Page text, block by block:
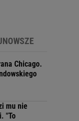
Chicago.
mu nie
"To